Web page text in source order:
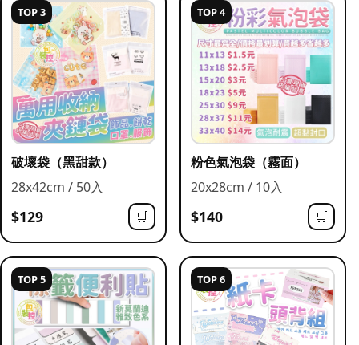
TOP 3
破壞袋（黑甜款）
28x42cm / 50入
$129 🛒
TOP 4
粉色氣泡袋（霧面）
20x28cm / 10入
$140 🛒
TOP 5 TOP 6